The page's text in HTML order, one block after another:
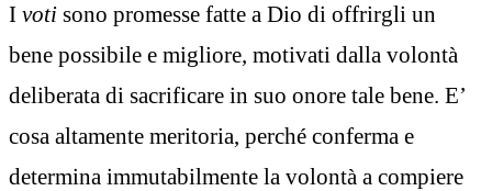
I voti sono promesse fatte a Dio di offrirgli un
bene possibile e migliore, motivati dalla volontà
deliberata di sacrificare in suo onore tale bene. E’
cosa altamente meritoria, perché conferma e
determina immutabilmente la volontà a compiere